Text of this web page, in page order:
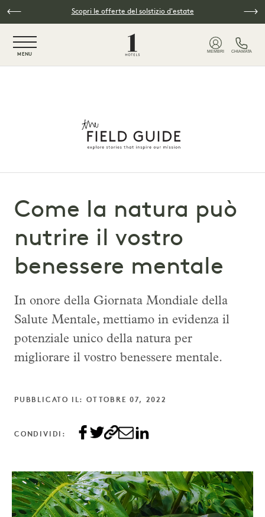
Vai al contenuto principale
Scopri le offerte del solstizio d'estate
MENU
MEMBRI CHIAMATA
Come la natura può
nutrire il vostro
benessere mentale
In onore della Giornata Mondiale della
Salute Mentale, mettiamo in evidenza il
potenziale unico della natura per
migliorare il vostro benessere mentale.
PUBBLICATO IL: OTTOBRE 07, 2022
CONDIVIDI: